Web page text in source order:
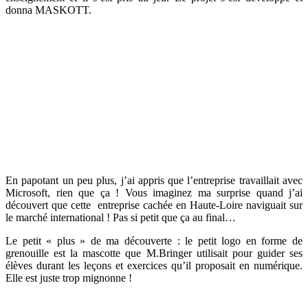
donna MASKOTT.
En papotant un peu plus, j’ai appris que l’entreprise travaillait avec
Microsoft, rien que ça ! Vous imaginez ma surprise quand j’ai
découvert que cette entreprise cachée en Haute-Loire naviguait sur
le marché international ! Pas si petit que ça au final…
Le petit « plus » de ma découverte : le petit logo en forme de
grenouille est la mascotte que M.Bringer utilisait pour guider ses
élèves durant les leçons et exercices qu’il proposait en numérique.
Elle est juste trop mignonne !